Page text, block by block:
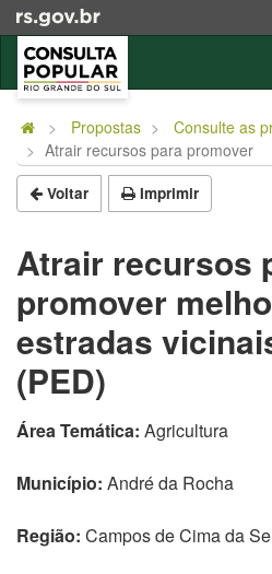
para
conteúdo
para
menu
para
busca
Início
conteúdo
Propostas
Consulte as
Atrair recursos para promover
Voltar Imprimir
Atrair recursos
promover
estradas
(PED)
Área Temática: Agricultura
Município: André da Rocha
Região: Campos de Cima da